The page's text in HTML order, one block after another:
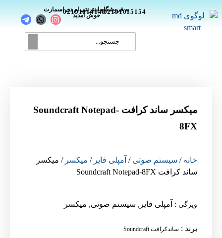
به فروشگاه اینترنتی ام دی اسمارت
خوش آمدید
02191014146_
02191015154
میکسر ساند کرافت Soundcraft Notepad-
8FX
خانه/سیستم صوتی /آمپلی فایر/میکسر/ میکسر
ساند کرافت Soundcraft Notepad-8FX
ویژگی: آمپلی فایر, سیستم صوتی ,میکسر
برند: ساندکرافت Soundcraft